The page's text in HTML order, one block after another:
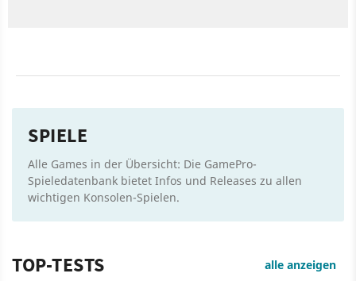
SPIELE
Alle Games in der Übersicht: Die GamePro-
Spieledatenbank bietet Infos und Releases zu allen
wichtigen Konsolen-Spielen.
TOP-TESTS alle anzeigen